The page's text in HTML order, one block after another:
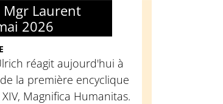
Mgr Laurent
2026
réagit aujourd'hui à
la première encyclique
Magnifica Humanitas.